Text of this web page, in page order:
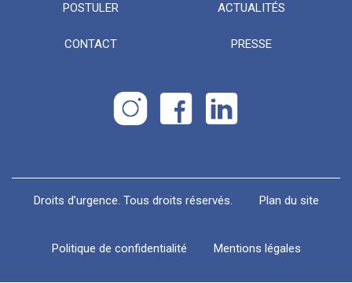
POSTULER ACTUALITÉS
CONTACT PRESSE
Droits d’urgence. Tous droits réservés. Plan du site
Politique de confidentialité Mentions légales